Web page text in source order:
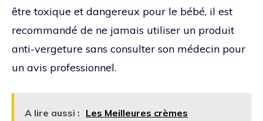
être toxique et dangereux pour le bébé, il est
recommandé de ne jamais utiliser un produit
anti-vergeture sans consulter son médecin pour
un avis professionnel.
A lire aussi : Les Meilleures crèmes